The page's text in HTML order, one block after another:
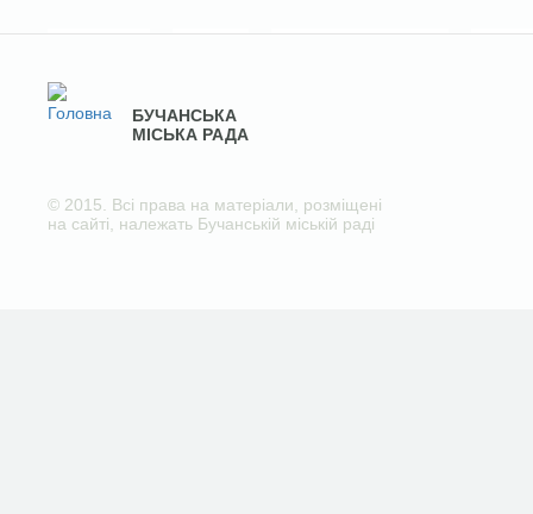
БУЧАНСЬКА
МІСЬКА РАДА
© 2015. Всі права на матеріали, розміщені
на сайті, належать Бучанській міській раді